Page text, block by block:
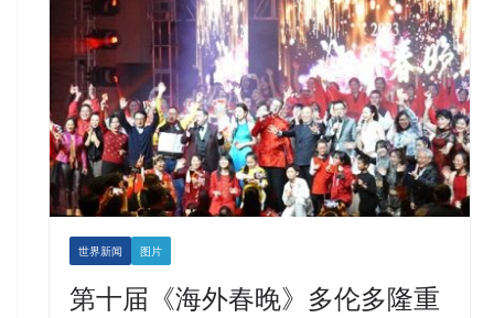
世界新闻 图片
第十届《海外春晚》多伦多隆重